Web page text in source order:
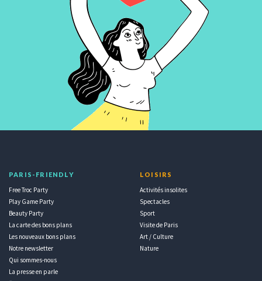
PARIS-FRIENDLY
Free Troc Party
Play Game Party
Beauty Party
La carte des bons plans
Les nouveaux bons plans
Notre newsletter
Qui sommes-nous
La presse en parle
LOISIRS
Activités insolites
Spectacles
Sport
Visite de Paris
Art / Culture
Nature